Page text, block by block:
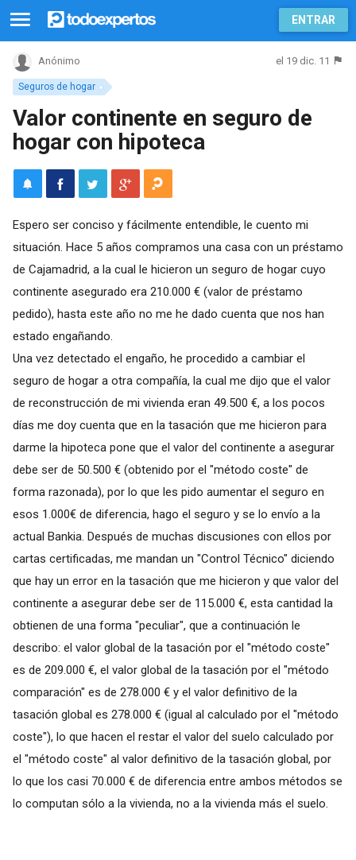
ENTRAR
Seguros de hogar
Anónimo el 19 dic. 11
Valor continente en seguro de
hogar con hipoteca
Espero ser conciso y fácilmente entendible, le cuento mi
situación. Hace 5 años compramos una casa con un préstamo
de Cajamadrid, a la cual le hicieron un seguro de hogar cuyo
continente asegurado era 210.000 € (valor de préstamo
pedido), hasta este año no me he dado cuenta que nos han
estado engañando.
Una vez detectado el engaño, he procedido a cambiar el
seguro de hogar a otra compañía, la cual me dijo que el valor
de reconstrucción de mi vivienda eran 49.500 €, a los pocos
días me doy cuenta que en la tasación que me hicieron para
darme la hipoteca pone que el valor del continente a asegurar
debe ser de 50.500 € (obtenido por el "método coste" de
forma razonada), por lo que les pido aumentar el seguro en
esos 1.000€ de diferencia, hago el seguro y se lo envío a la
actual Bankia. Después de muchas discusiones con ellos por
cartas certificadas, me mandan un "Control Técnico" diciendo
que hay un error en la tasación que me hicieron y que valor del
continente a asegurar debe ser de 115.000 €, esta cantidad la
obtienen de una forma "peculiar", que a continuación le
describo: el valor global de la tasación por el "método coste"
es de 209.000 €, el valor global de la tasación por el "método
comparación" es de 278.000 € y el valor definitivo de la
tasación global es 278.000 € (igual al calculado por el "método
coste"), lo que hacen el restar el valor del suelo calculado por
el "método coste" al valor definitivo de la tasación global, por
lo que los casi 70.000 € de diferencia entre ambos métodos se
lo computan sólo a la vivienda, no a la vivienda más el suelo.